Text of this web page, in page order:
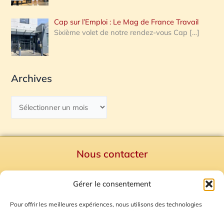
Gérer le consentement
Pour offrir les meilleures expériences, nous utilisons des technologies
Cap sur l’Emploi : Le Mag de France Travail
Sixième volet de notre rendez-vous Cap […]
Archives
Nous contacter
Mentions Légales
Plan du site